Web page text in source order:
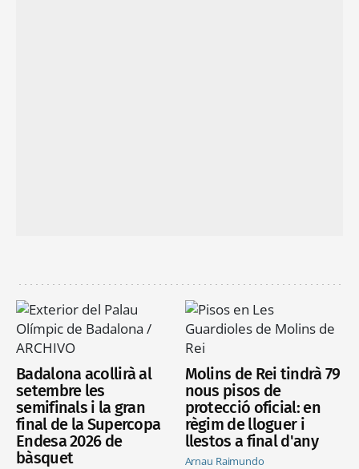
Badalona acollirà al
setembre les
semifinals i la gran
final de la Supercopa
Endesa 2026 de
bàsquet
Molins de Rei tindrà 79
nous pisos de
protecció oficial: en
règim de lloguer i
llestos a final d'any
Arnau Raimundo